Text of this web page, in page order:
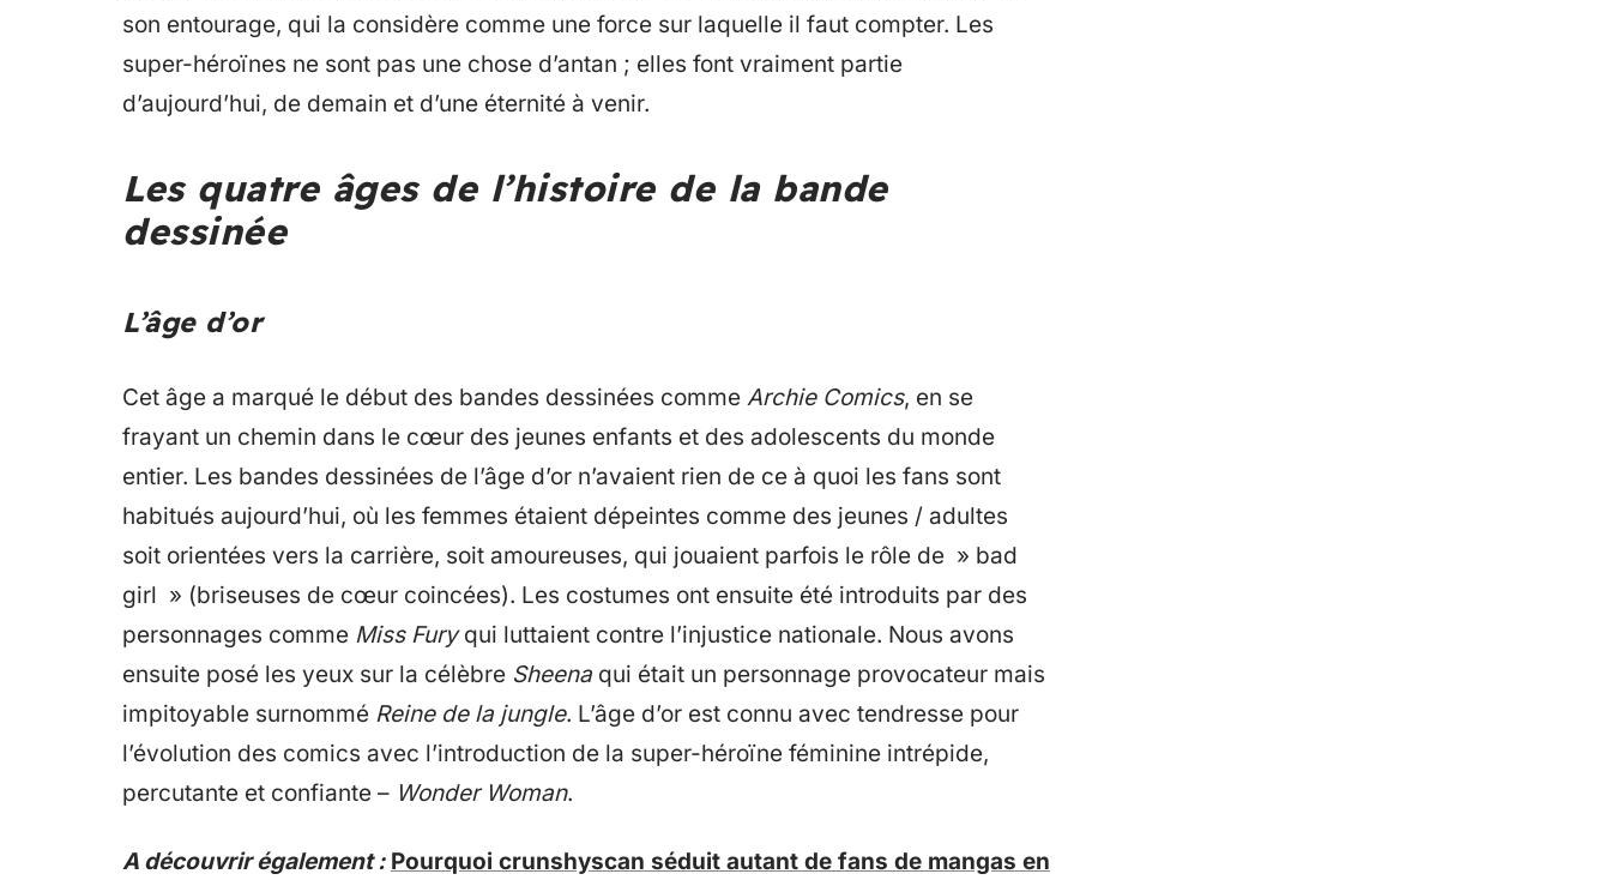
son entourage, qui la considère comme une force sur laquelle il faut compter. Les
super-héroïnes ne sont pas une chose d’antan ; elles font vraiment partie
d’aujourd’hui, de demain et d’une éternité à venir.
Les quatre âges de l’histoire de la bande
dessinée
L’âge d’or
Cet âge a marqué le début des bandes dessinées comme Archie Comics, en se
frayant un chemin dans le cœur des jeunes enfants et des adolescents du monde
entier. Les bandes dessinées de l’âge d’or n’avaient rien de ce à quoi les fans sont
habitués aujourd’hui, où les femmes étaient dépeintes comme des jeunes / adultes
soit orientées vers la carrière, soit amoureuses, qui jouaient parfois le rôle de » bad
girl » (briseuses de cœur coincées). Les costumes ont ensuite été introduits par des
personnages comme Miss Furyqui luttaient contre l’injustice nationale. Nous avons
ensuite posé les yeux sur la célèbre Sheena qui était un personnage provocateur mais
impitoyable surnommé Reine de la jungle. L’âge d’or est connu avec tendresse pour
l’évolution des comics avec l’introduction de la super-héroïne féminine intrépide,
percutante et confiante – Wonder Woman.
A découvrir également : Pourquoi crunshyscan séduit autant de fans de mangas en